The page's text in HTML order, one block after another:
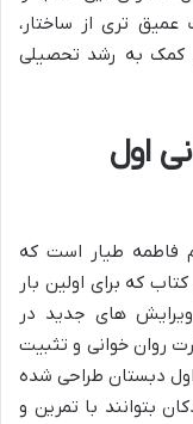
تری از ساختار،
کمک به رشد تحصیلی
اول
فاطمه طیار است که
که برای اولین بار
در ویرایش های جدید در
روان خوانی و تثبیت
دبستان طراحی شده
بتوانند با تمرین و